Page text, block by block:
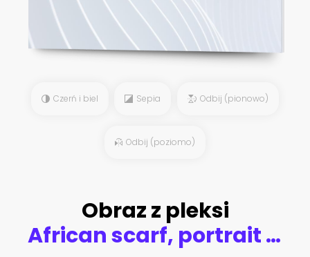
Czerń i biel Sepia Odbij (pionowo)
Odbij (poziomo)
Obraz z pleksi
African scarf, portrait Afro woman in a colorful striped zig zag turban. Tribal Wrap fashion, Ankara, Kente, kitenge dresses. Nigerian style, Ghanaian head wrap vector for Print, poster, t-shirt, card